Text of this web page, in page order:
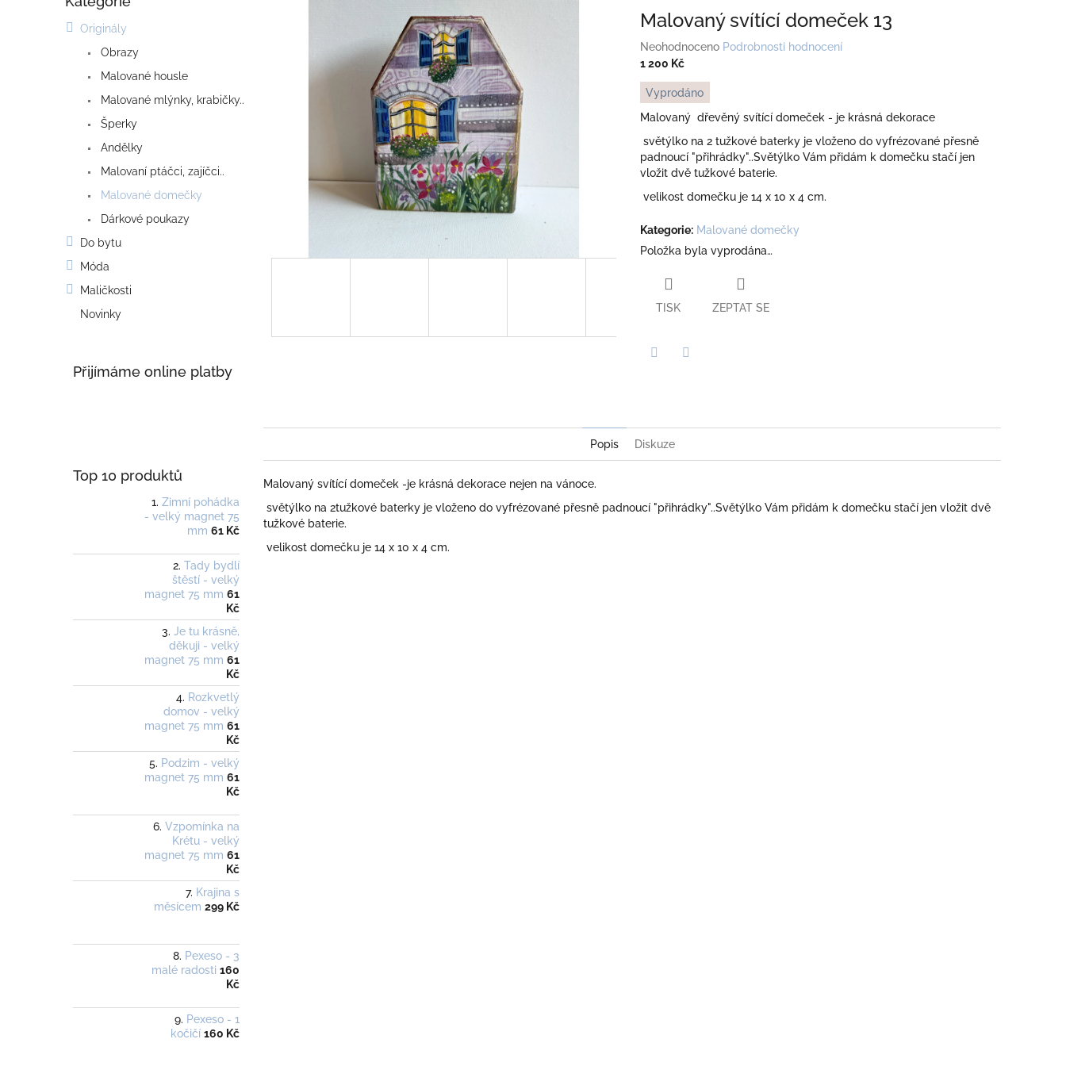
Originály
Obrazy
Malované housle
Malované mlýnky, krabičky..
Šperky
Andělky
Malovaní ptáčci, zajíčci..
Malované domečky
Dárkové poukazy
Do bytu
Móda
Maličkosti
Novinky
Přijímáme online platby
Top 10 produktů
Zimní pohádka
- velký magnet 75
mm 61 Kč
Tady bydlí
štěstí - velký
magnet 75 mm 61
Kč
Je tu krásně,
děkuji - velký
magnet 75 mm 61
Kč
Rozkvetlý
domov - velký
magnet 75 mm 61
Kč
Podzim - velký
magnet 75 mm 61
Kč
Vzpomínka na
Krétu - velký
magnet 75 mm 61
Kč
Krajina s
měsícem 299 Kč
Pexeso - 3
malé radosti 160
Kč
Pexeso - 1
kočičí 160 Kč
Malovaný svítící domeček 13
Průměrné
hodnocení
je
0,0
z
5
hvězdiček.
Neohodnoceno Podrobnosti hodnocení
1 200 Kč
Měrná
cena:
Vyprodáno
Malovaný dřevěný svítící domeček - je krásná dekorace
světýlko na 2 tužkové baterky je vloženo do vyfrézované přesně
padnoucí "přihrádky"..Světýlko Vám přidám k domečku stačí jen
vložit dvě tužkové baterie.
velikost domečku je 14 x 10 x 4 cm.
Kategorie: Malované domečky
Položka byla vyprodána…
TISK ZEPTAT SE
Popis Diskuze
Malovaný svítící domeček -je krásná dekorace nejen na vánoce.
světýlko na 2tužkové baterky je vloženo do vyfrézované přesně padnoucí "přihrádky"..Světýlko Vám přidám k domečku stačí jen vložit dvě
tužkové baterie.
velikost domečku je 14 x 10 x 4 cm.